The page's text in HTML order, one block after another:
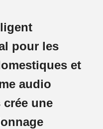
pour les
et
audio
une